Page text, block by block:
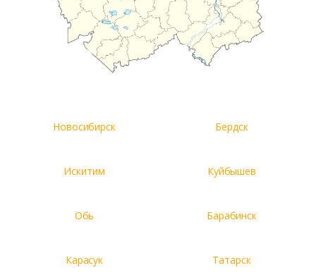
Новосибирск Бердск
Искитим Куйбышев
Обь Барабинск
Карасук Татарск